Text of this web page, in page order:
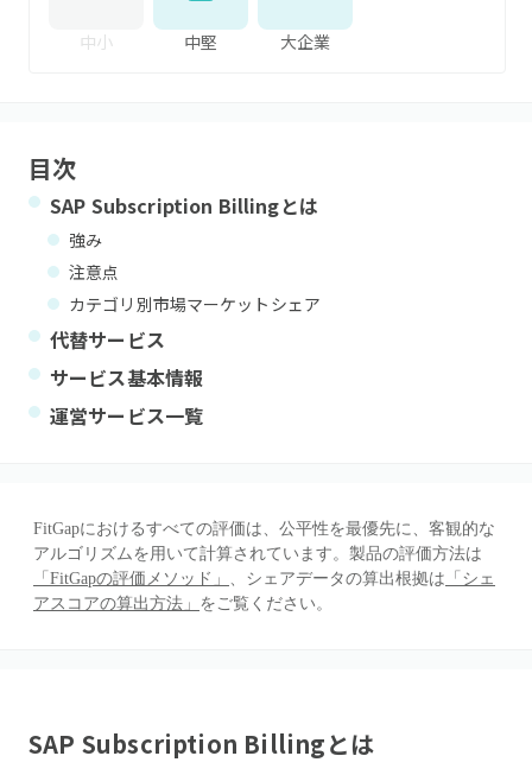
中小 中堅 大企業
目次
SAP Subscription Billingとは
強み
注意点
カテゴリ別市場マーケットシェア
代替サービス
サービス基本情報
運営サービス一覧
FitGapにおけるすべての評価は、公平性を最優先に、客観的な
アルゴリズムを用いて計算されています。製品の評価方法は
「FitGapの評価メソッド」 、シェアデータの算出根拠は 「シェ
アスコアの算出方法」 をご覧ください。
SAP Subscription Billingとは